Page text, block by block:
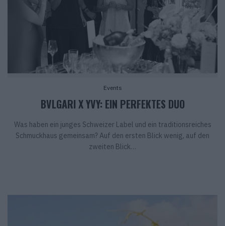
Events
BVLGARI X YVY: EIN PERFEKTES DUO
Was haben ein junges Schweizer Label und ein traditionsreiches
Schmuckhaus gemeinsam? Auf den ersten Blick wenig, auf den
zweiten Blick…